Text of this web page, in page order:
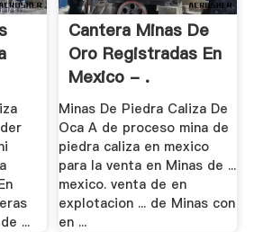
...
Cantera Minas De
Oro Registradas En
Mexico - .
Minas De Piedra Caliza De
Oca A de proceso mina de
piedra caliza en mexico
para la venta en Minas de ...
mexico. venta de en
explotacion ... de Minas con
en ...